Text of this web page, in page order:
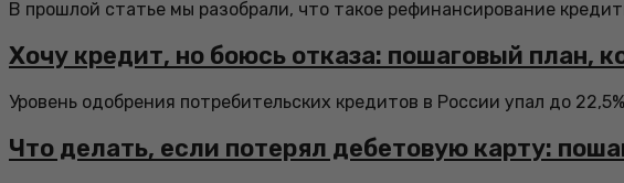
В прошлой статье мы разобрали, что такое рефинансирование
Хочу кредит, но боюсь отказа: пошаговый план,
Уровень одобрения потребительских кредитов в России упал до
Что делать, если потерял дебетовую карту: